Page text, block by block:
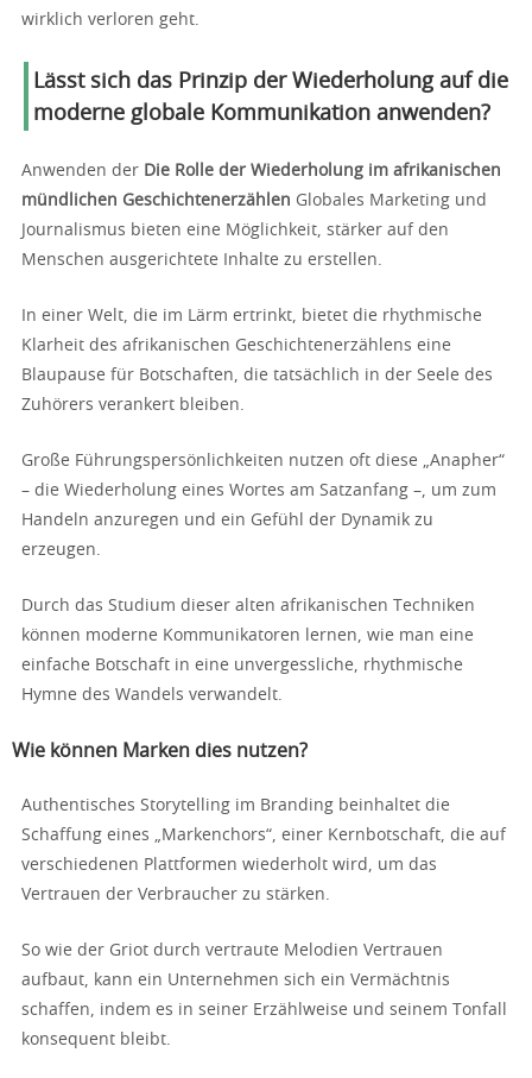
wirklich verloren geht.
Lässt sich das Prinzip der Wiederholung auf die
moderne globale Kommunikation anwenden?
Anwenden der Die Rolle der Wiederholung im afrikanischen
mündlichen Geschichtenerzählen Globales Marketing und
Journalismus bieten eine Möglichkeit, stärker auf den
Menschen ausgerichtete Inhalte zu erstellen.
In einer Welt, die im Lärm ertrinkt, bietet die rhythmische
Klarheit des afrikanischen Geschichtenerzählens eine
Blaupause für Botschaften, die tatsächlich in der Seele des
Zuhörers verankert bleiben.
Große Führungspersönlichkeiten nutzen oft diese „Anapher“
– die Wiederholung eines Wortes am Satzanfang –, um zum
Handeln anzuregen und ein Gefühl der Dynamik zu
erzeugen.
Durch das Studium dieser alten afrikanischen Techniken
können moderne Kommunikatoren lernen, wie man eine
einfache Botschaft in eine unvergessliche, rhythmische
Hymne des Wandels verwandelt.
Wie können Marken dies nutzen?
Authentisches Storytelling im Branding beinhaltet die
Schaffung eines „Markenchors“, einer Kernbotschaft, die auf
verschiedenen Plattformen wiederholt wird, um das
Vertrauen der Verbraucher zu stärken.
So wie der Griot durch vertraute Melodien Vertrauen
aufbaut, kann ein Unternehmen sich ein Vermächtnis
schaffen, indem es in seiner Erzählweise und seinem Tonfall
konsequent bleibt.